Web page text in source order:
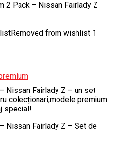
2 Pack – Nissan Fairlady Z
Removed from wishlist 1
Nissan Fairlady Z – un set
colecționari,modele premium
special!
Nissan Fairlady Z – Set de